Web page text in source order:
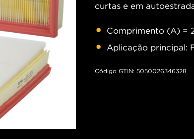
curtas e em
Comprimento (A) =
Aplicação principal:
Código GTIN: 5050026346328